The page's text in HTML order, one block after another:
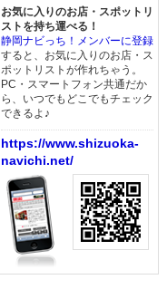
お気に入りのお店・スポットリ
ストを持ち運べる！
静岡ナビっち！メンバーに登録
すると、お気に入りのお店・ス
ポットリストが作れちゃう。
PC・スマートフォン共通だか
ら、いつでもどこでもチェック
できるよ♪
https://www.shizuoka-
navichi.net/